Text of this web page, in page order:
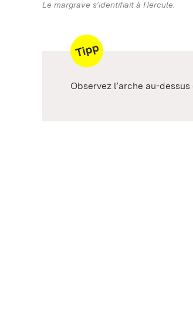
Le margrave s’identifiait à Hercule.
Observez l’arche au-